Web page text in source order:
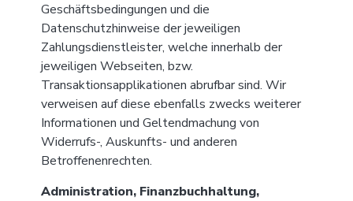
Geschäftsbedingungen und die
Datenschutzhinweise der jeweiligen
Zahlungsdienstleister, welche innerhalb der
jeweiligen Webseiten, bzw.
Transaktionsapplikationen abrufbar sind. Wir
verweisen auf diese ebenfalls zwecks weiterer
Informationen und Geltendmachung von
Widerrufs-, Auskunfts- und anderen
Betroffenenrechten.
Administration, Finanzbuchhaltung,